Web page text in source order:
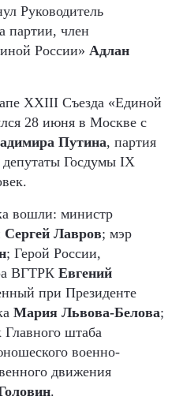
Руководитель
партии, член
России» Адлан
XXIII Съезда «Единой
28 июня в Москве с
Путина, партия
Госдумы IX
вошли: министр
Сергей Лавров; мэр
; Герой России,
ВГТРК Евгений
при Президенте
Мария Львова-Белова;
Главного штаба
военно-
движения
.